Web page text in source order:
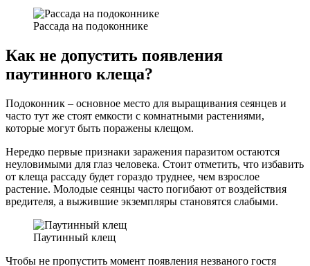
Рассада на подоконнике
Как не допустить появления
паутинного клеща?
Подоконник – основное место для выращивания сеянцев и
часто тут же стоят емкости с комнатными растениями,
которые могут быть поражены клещом.
Нередко первые признаки заражения паразитом остаются
неуловимыми для глаз человека. Стоит отметить, что избавить
от клеща рассаду будет гораздо труднее, чем взрослое
растение. Молодые сеянцы часто погибают от воздействия
вредителя, а выжившие экземпляры становятся слабыми.
Паутинный клещ
Чтобы не пропустить момент появления незваного гостя